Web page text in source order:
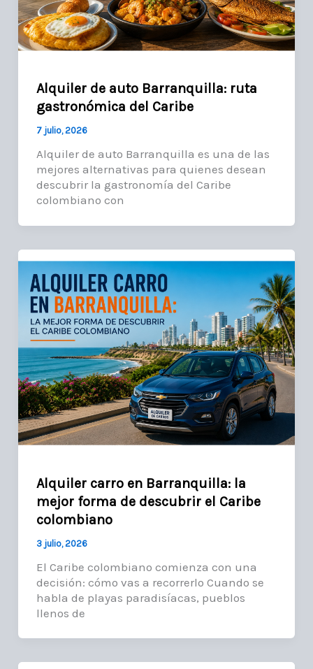
Alquiler de auto Barranquilla: ruta
gastronómica del Caribe
7 julio, 2026
Alquiler de auto Barranquilla es una de las
mejores alternativas para quienes desean
descubrir la gastronomía del Caribe
colombiano con
Alquiler carro en Barranquilla: la
mejor forma de descubrir el Caribe
colombiano
3 julio, 2026
El Caribe colombiano comienza con una
decisión: cómo vas a recorrerlo Cuando se
habla de playas paradisíacas, pueblos
llenos de